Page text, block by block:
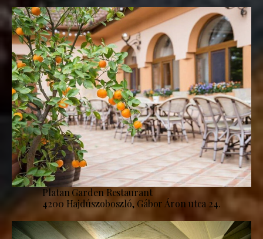
Platan Garden Restaurant
4200 Hajdúszoboszló, Gábor Áron utca 24.